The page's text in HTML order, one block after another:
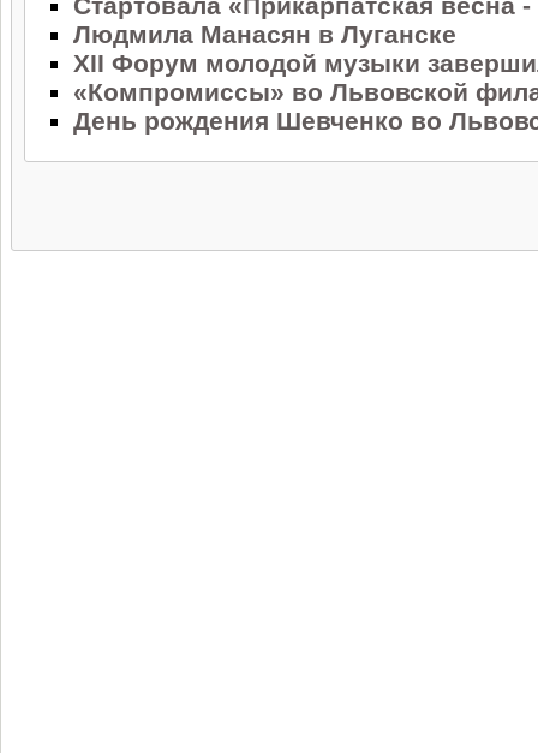
Людмила Манасян в Луганске
XII Форум молодой музыки
«Компромиссы» во Львовской
День рождения Шевченко во